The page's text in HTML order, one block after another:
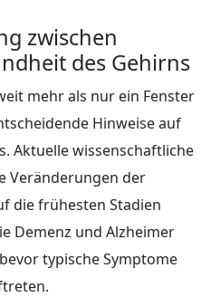
zwischen
des Gehirns
mehr als nur ein Fenster
Hinweise auf
Aktuelle wissenschaftliche
Veränderungen der
die frühesten Stadien
Demenz und Alzheimer
typische Symptome